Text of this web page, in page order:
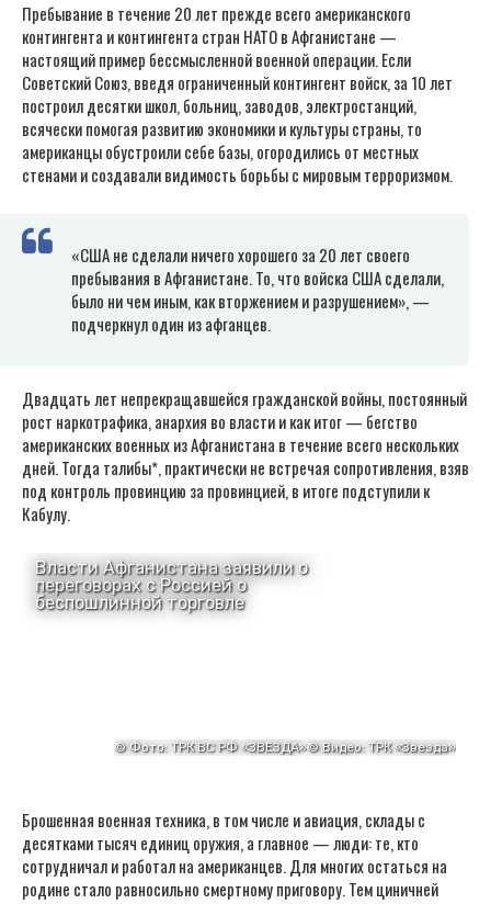
Пребывание в течение 20 лет прежде всего американского
контингента и контингента стран НАТО в Афганистане —
настоящий пример бессмысленной военной операции. Если
Советский Союз, введя ограниченный контингент войск, за 10 лет
построил десятки школ, больниц, заводов, электростанций,
всячески помогая развитию экономики и культуры страны, то
американцы обустроили себе базы, огородились от местных
стенами и создавали видимость борьбы с мировым терроризмом.
«США не сделали ничего хорошего за 20 лет своего
пребывания в Афганистане. То, что войска США сделали,
было ни чем иным, как вторжением и разрушением», —
подчеркнул один из афганцев.
Двадцать лет непрекращавшейся гражданской войны, постоянный
рост наркотрафика, анархия во власти и как итог — бегство
американских военных из Афганистана в течение всего нескольких
дней. Тогда талибы*, практически не встречая сопротивления, взяв
под контроль провинцию за провинцией, в итоге подступили к
Кабулу.
Брошенная военная техника, в том числе и авиация, склады с
десятками тысяч единиц оружия, а главное — люди: те, кто
сотрудничал и работал на американцев. Для многих остаться на
родине стало равносильно смертному приговору. Тем циничней